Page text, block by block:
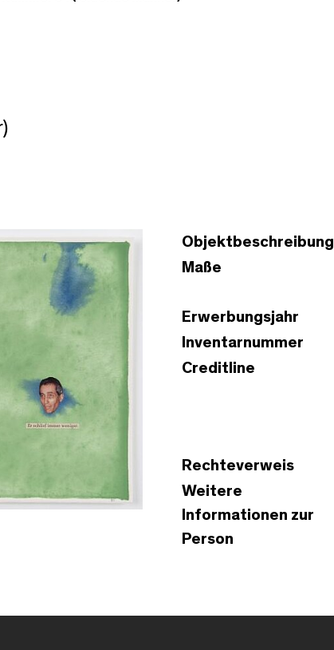
Objektbeschreibung
Maße
Erwerbungsjahr
Inventarnummer
Creditline
Rechteverweis
Weitere
Informationen zur
Person